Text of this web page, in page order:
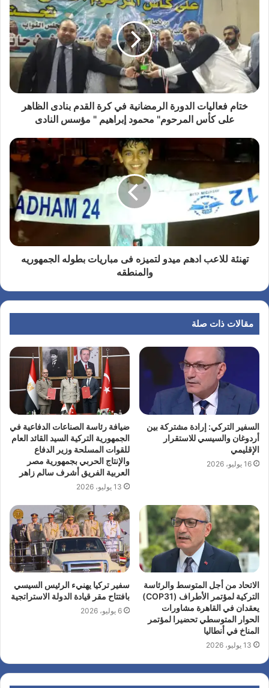
ختام فعاليات الدورة الرمضانية في كرة القدم بنادى الظاهر
على كأس المرحوم" محمود إبراهيم " مؤسس النادى
تهنئة للاعب ادهم ميدو لتميزه فى مباريات بطوله الجمهوريه
والمنطقه
مقالات ذات صلة
السفير التركي: إرادة مشتركة بين
أردوغان والسيسي للاستقرار
الإقليمي
16 يوليو، 2026
ضيافة رئاسة الصناعات الدفاعية في
الجمهورية التركية السيد القائد العام
للقوات المسلحة وزير الدفاع
والإنتاج الحربي بجمهورية مصر
العربية الفريق أشرف سالم زاهر
13 يوليو، 2026
الاتحاد من أجل المتوسط والرئاسة
التركية لمؤتمر الأطراف (COP31)
يعقدان في القاهرة مشاورات
الحوار المتوسطي تحضيرا لمؤتمر
المناخ في أنطاليا
13 يوليو، 2026
سفير تركيا يهنيء الرئيس السيسي
بافتتاح مقر قيادة الدولة الاستراتجية
6 يوليو، 2026